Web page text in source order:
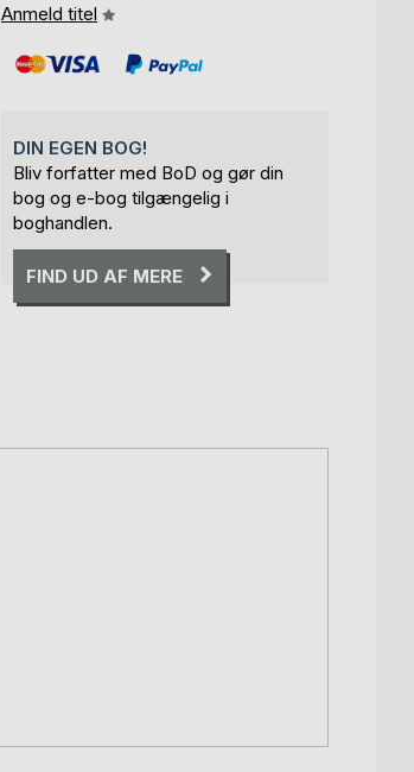
Anmeld titel
DIN EGEN BOG!
Bliv forfatter med BoD og gør din
bog og e-bog tilgængelig i
boghandlen.
FIND UD AF MERE